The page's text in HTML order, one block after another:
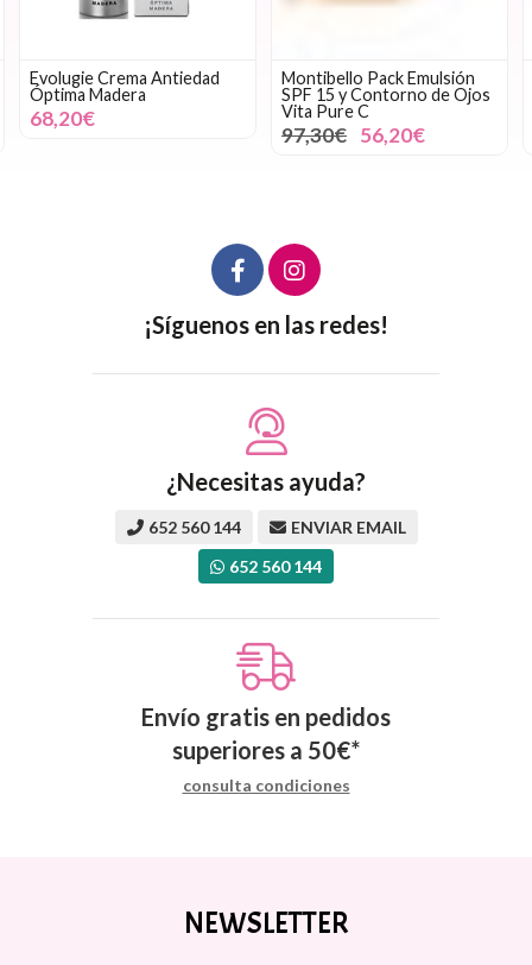
Evolugie Crema Antiedad
Óptima Madera
68,20€
Montibello Pack Emulsión
SPF 15 y Contorno de Ojos
Vita Pure C
97,30€ 56,20€
¡Síguenos en las redes!
¿Necesitas ayuda?
652 560 144
ENVIAR EMAIL
652 560 144
Envío gratis en pedidos
superiores a 50€*
consulta condiciones
NEWSLETTER